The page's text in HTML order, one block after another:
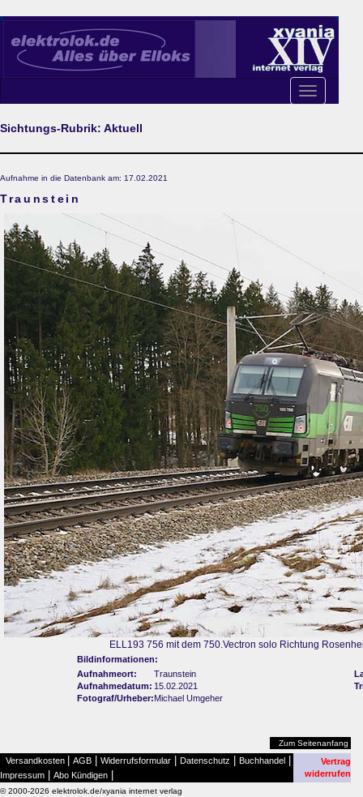
Toggle
navigation
Sichtungs-Rubrik: Aktuell
Aufnahme in die Datenbank am: 17.02.2021
Traunstein
ELL193 756 mit dem 750.Vectron solo Richtung
Bildinformationen:
Aufnahmeort:
Traunstein
Aufnahmedatum: 15.02.2021
Fotograf/Urheber:Michael Umgeher
Zum Seitenanfang
Versandkosten AGB Widerrufsformular Datenschutz Buchhandel
Impressum Abo Kündigen
Vertrag
widerrufen
© 2000-2026 elektrolok.de/xyania internet verlag